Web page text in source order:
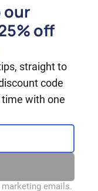
our
off
straight to
code
with one
emails.